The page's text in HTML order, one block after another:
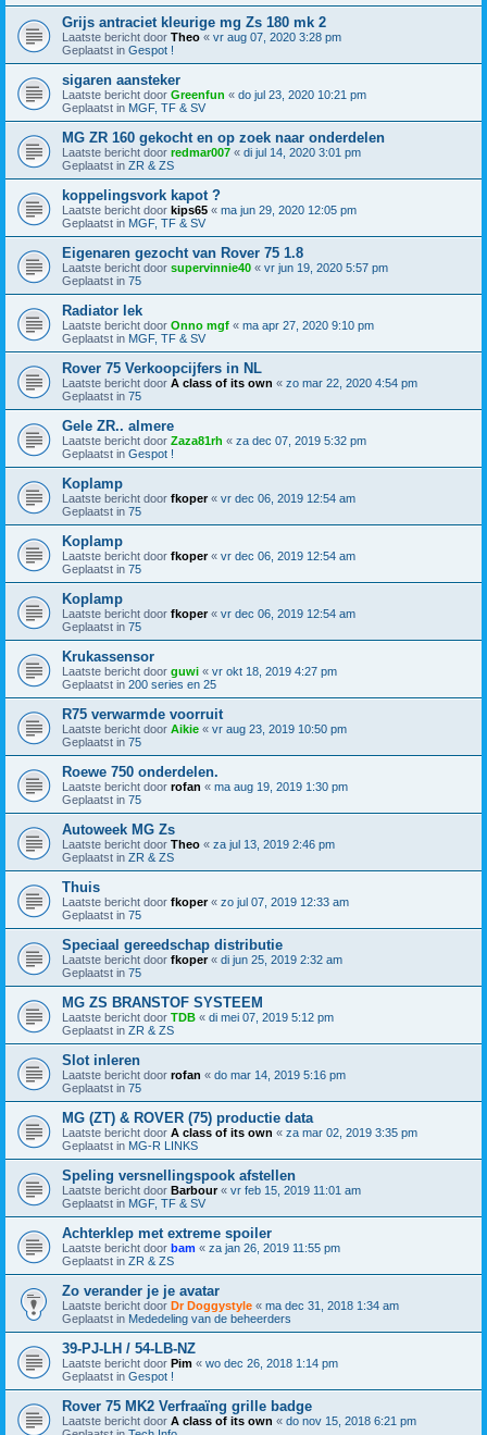
Grijs antraciet kleurige mg Zs 180 mk 2
Laatste bericht door Theo « vr aug 07, 2020 3:28 pm
Geplaatst in Gespot !
sigaren aansteker
Laatste bericht door Greenfun « do jul 23, 2020 10:21 pm
Geplaatst in MGF, TF & SV
MG ZR 160 gekocht en op zoek naar onderdelen
Laatste bericht door redmar007 « di jul 14, 2020 3:01 pm
Geplaatst in ZR & ZS
koppelingsvork kapot ?
Laatste bericht door kips65 « ma jun 29, 2020 12:05 pm
Geplaatst in MGF, TF & SV
Eigenaren gezocht van Rover 75 1.8
Laatste bericht door supervinnie40 « vr jun 19, 2020 5:57 pm
Geplaatst in 75
Radiator lek
Laatste bericht door Onno mgf « ma apr 27, 2020 9:10 pm
Geplaatst in MGF, TF & SV
Rover 75 Verkoopcijfers in NL
Laatste bericht door A class of its own « zo mar 22, 2020 4:54 pm
Geplaatst in 75
Gele ZR.. almere
Laatste bericht door Zaza81rh « za dec 07, 2019 5:32 pm
Geplaatst in Gespot !
Koplamp
Laatste bericht door fkoper« vr dec 06, 2019 12:54 am
Geplaatst in 75
Koplamp
Laatste bericht door fkoper« vr dec 06, 2019 12:54 am
Geplaatst in 75
Koplamp
Laatste bericht door fkoper« vr dec 06, 2019 12:54 am
Geplaatst in 75
Krukassensor
Laatste bericht door guwi « vr okt 18, 2019 4:27 pm
Geplaatst in 200 series en 25
R75 verwarmde voorruit
Laatste bericht door Aikie « vr aug 23, 2019 10:50 pm
Geplaatst in 75
Roewe 750 onderdelen.
Laatste bericht door rofan « ma aug 19, 2019 1:30 pm
Geplaatst in 75
Autoweek MG Zs
Laatste bericht door Theo « za jul 13, 2019 2:46 pm
Geplaatst in ZR & ZS
Thuis
Laatste bericht door fkoper« zo jul 07, 2019 12:33 am
Geplaatst in 75
Speciaal gereedschap distributie
Laatste bericht door fkoper« di jun 25, 2019 2:32 am
Geplaatst in 75
MG ZS BRANSTOF SYSTEEM
Laatste bericht door TDB « di mei 07, 2019 5:12 pm
Geplaatst in ZR & ZS
Slot inleren
Laatste bericht door rofan « do mar 14, 2019 5:16 pm
Geplaatst in 75
MG (ZT) & ROVER (75) productie data
Laatste bericht door A class of its own « za mar 02, 2019 3:35 pm
Geplaatst in MG-R LINKS
Speling versnellingspook afstellen
Laatste bericht door Barbour« vr feb 15, 2019 11:01 am
Geplaatst in MGF, TF & SV
Achterklep met extreme spoiler
Laatste bericht door bam « za jan 26, 2019 11:55 pm
Geplaatst in ZR & ZS
Zo verander je je avatar
Laatste bericht door Dr Doggystyle « ma dec 31, 2018 1:34 am
Geplaatst in Mededeling van de beheerders
39-PJ-LH / 54-LB-NZ
Laatste bericht door Pim « wo dec 26, 2018 1:14 pm
Geplaatst in Gespot !
Rover 75 MK2 Verfraaïng grille badge
Laatste bericht door A class of its own « do nov 15, 2018 6:21 pm